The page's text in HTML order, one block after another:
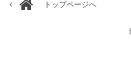
トップページへ